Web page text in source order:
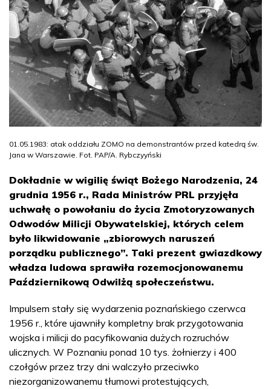
01.05.1983: atak oddziału ZOMO na demonstrantów przed katedrą św.
Jana w Warszawie. Fot. PAP/A. Rybczyyński
Dokładnie w wigilię świąt Bożego Narodzenia, 24
grudnia 1956 r., Rada Ministrów PRL przyjęła
uchwałę o powołaniu do życia Zmotoryzowanych
Odwodów Milicji Obywatelskiej, których celem
było likwidowanie „zbiorowych naruszeń
porządku publicznego”. Taki prezent gwiazdkowy
władza ludowa sprawiła rozemocjonowanemu
Październikową Odwilżą społeczeństwu.
Impulsem stały się wydarzenia poznańskiego czerwca
1956 r., które ujawniły kompletny brak przygotowania
wojska i milicji do pacyfikowania dużych rozruchów
ulicznych. W Poznaniu ponad 10 tys. żołnierzy i 400
czołgów przez trzy dni walczyło przeciwko
niezorganizowanemu tłumowi protestujących,